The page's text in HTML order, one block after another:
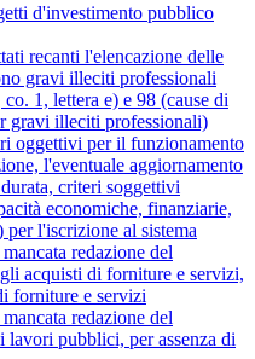
d'investimento pubblico
recanti l'elencazione delle
gravi illeciti professionali
1, lettera e) e 98 (cause di
gravi illeciti professionali)
oggettivi per il funzionamento
l'eventuale aggiornamento
criteri soggettivi
economiche, finanziarie,
per l'iscrizione al sistema
redazione del
acquisti di forniture e servizi,
forniture e servizi
redazione del
lavori pubblici, per assenza di